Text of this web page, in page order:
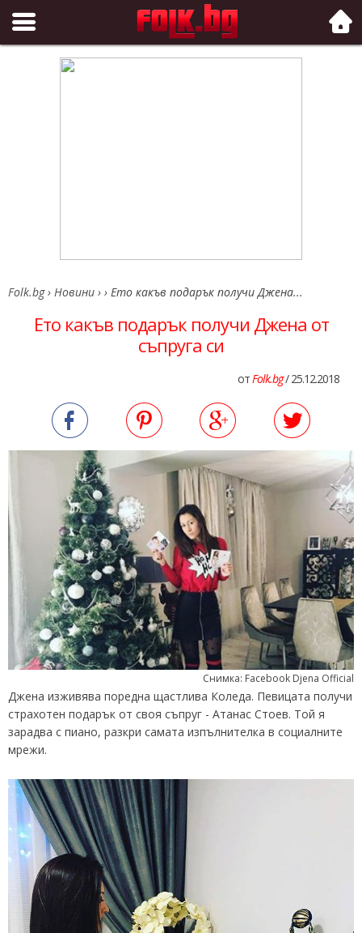
Folk.bg
Folk.bg › Новини › › Ето какъв подарък получи Джена...
Ето какъв подарък получи Джена от
съпруга си
отFolk.bg/ 25.12.2018
Снимка: Facebook Djena Official
Джена изживява поредна щастлива Коледа. Певицата получи
страхотен подарък от своя съпруг - Атанас Стоев. Той я
зарадва с пиано, разкри самата изпълнителка в социалните
мрежи.